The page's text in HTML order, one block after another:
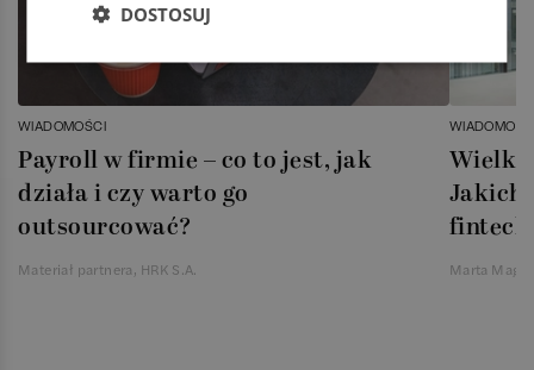
WIADOMOŚCI
Payroll w firmie – co to jest, jak
działa i czy warto go
outsourcować?
Materiał partnera, HRK S.A.
Jakich
Marta
DOSTOSUJ